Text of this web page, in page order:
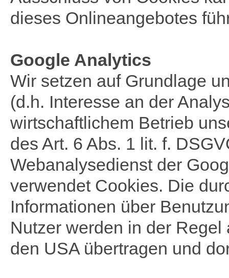
dieses Onlineangebotes
Google Analytics
Wir setzen auf Grundlage
(d.h. Interesse an der
wirtschaftlichem Betrieb
des Art. 6 Abs. 1 lit. f.
Webanalysedienst der
verwendet Cookies. Die
Informationen über
Nutzer werden in der
den USA übertragen und